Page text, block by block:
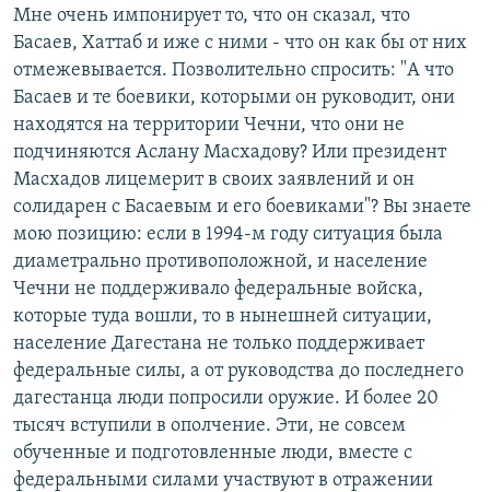
Мне очень импонирует то, что он сказал, что
Басаев, Хаттаб и иже с ними - что он как бы от них
отмежевывается. Позволительно спросить: "А что
Басаев и те боевики, которыми он руководит, они
находятся на территории Чечни, что они не
подчиняются Аслану Масхадову? Или президент
Масхадов лицемерит в своих заявлений и он
солидарен с Басаевым и его боевиками"? Вы знаете
мою позицию: если в 1994-м году ситуация была
диаметрально противоположной, и население
Чечни не поддерживало федеральные войска,
которые туда вошли, то в нынешней ситуации,
население Дагестана не только поддерживает
федеральные силы, а от руководства до последнего
дагестанца люди попросили оружие. И более 20
тысяч вступили в ополчение. Эти, не совсем
обученные и подготовленные люди, вместе с
федеральными силами участвуют в отражении